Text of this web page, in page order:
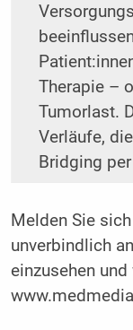
Therapie –
Tumorlast.
Verläufe,
Bridging
Melden Sie
unverbindlich
einzusehen